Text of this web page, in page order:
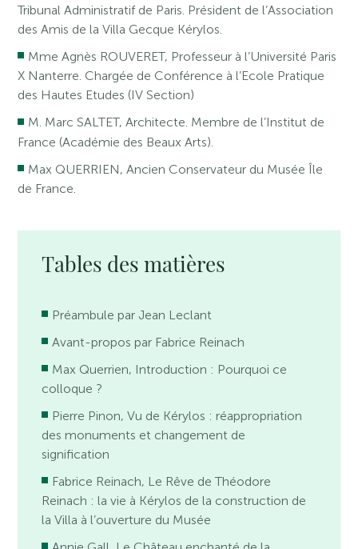
Tribunal Administratif de Paris. Président de l’Association
des Amis de la Villa Gecque Kérylos.
Mme Agnès ROUVERET, Professeur à l’Université Paris
X Nanterre. Chargée de Conférence à l’Ecole Pratique
des Hautes Etudes (IV Section)
M. Marc SALTET, Architecte. Membre de l’Institut de
France (Académie des Beaux Arts).
Max QUERRIEN, Ancien Conservateur du Musée Île
de France.
Tables des matières
Préambule par Jean Leclant
Avant-propos par Fabrice Reinach
Max Querrien, Introduction : Pourquoi ce
colloque ?
Pierre Pinon, Vu de Kérylos : réappropriation
des monuments et changement de
signification
Fabrice Reinach, Le Rêve de Théodore
Reinach : la vie à Kérylos de la construction de
la Villa à l’ouverture du Musée